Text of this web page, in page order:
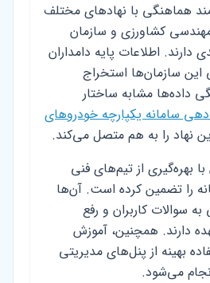
هماهنگی با نهادهای مختلف
کشاورزی و سازمان
اطلاعات پایه دامداران
این سازمان‌ها استخراج
داده‌ها مشابه ساختار
سامانه یکپارچه خودروهای
نهاد را به هم متصل می‌کند.
بهره‌گیری از تیم‌های فنی
را تضمین کرده است. آن‌ها
سوالات کاربران و رفع
دارند. همچنین، آموزش
بهینه از پنل‌های مدیریتی
می‌شود.